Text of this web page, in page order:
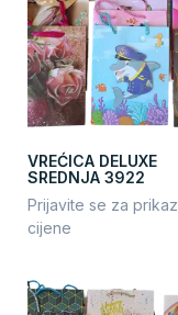
VREĆICA DELUXE
SREDNJA 3922
Prijavite se za prikaz
cijene